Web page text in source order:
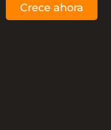
Crece ahora